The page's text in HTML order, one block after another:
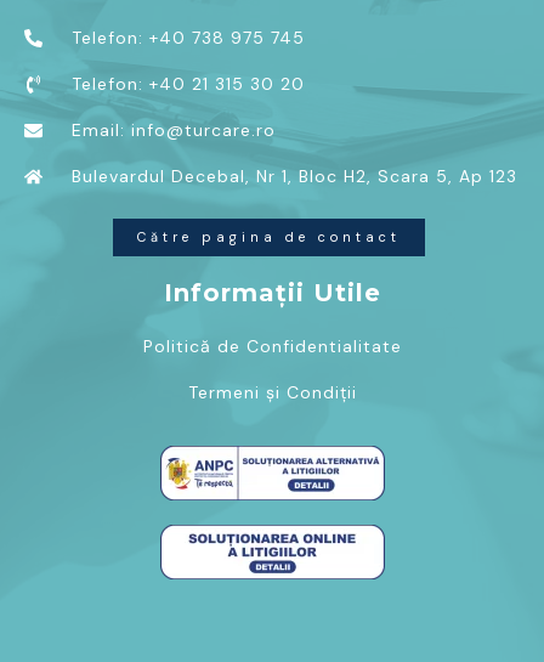
Telefon: +40 738 975 745
Telefon: +40 21 315 30 20
Email: info@turcare.ro
Bulevardul Decebal, Nr 1, Bloc H2, Scara 5, Ap 123
Către pagina de contact
Informații Utile
Politică de Confidentialitate
Termeni și Condiții